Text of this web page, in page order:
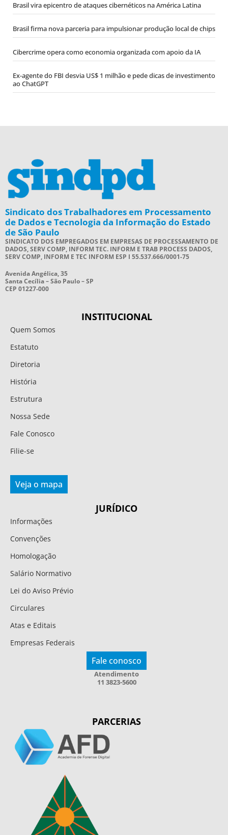
Brasil vira epicentro de ataques cibernéticos na América Latina
Brasil firma nova parceria para impulsionar produção local de chips
Cibercrime opera como economia organizada com apoio da IA
Ex-agente do FBI desvia US$ 1 milhão e pede dicas de investimento
ao ChatGPT
Sindicato dos Trabalhadores em Processamento
de Dados e Tecnologia da Informação do Estado
de São Paulo
SINDICATO DOS EMPREGADOS EM EMPRESAS DE PROCESSAMENTO DE
DADOS, SERV COMP, INFORM TEC. INFORM E TRAB PROCESS DADOS,
SERV COMP, INFORM E TEC INFORM ESP I 55.537.666/0001-75
Avenida Angélica, 35
Santa Cecília – São Paulo – SP
CEP 01227-000
INSTITUCIONAL
Quem Somos
Estatuto
Diretoria
História
Estrutura
Nossa Sede
Fale Conosco
Filie-se
Veja o mapa
JURÍDICO
Informações
Convenções
Homologação
Salário Normativo
Lei do Aviso Prévio
Circulares
Atas e Editais
Empresas Federais
Fale conosco
Atendimento
11 3823-5600
PARCERIAS